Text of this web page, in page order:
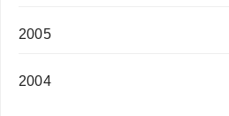
2005
2004